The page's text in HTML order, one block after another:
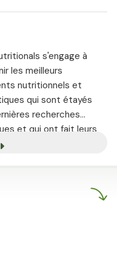
s'engage à
les meilleurs
nutritionnels et
qui sont étayés
recherches
et qui ont fait leurs